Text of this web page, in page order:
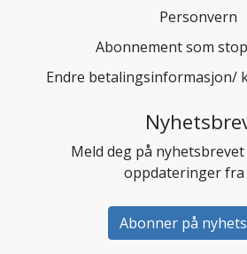
Personvern
Abonnement som
Endre betalingsinformasjon/
Meld deg på
oppdateringer fra
Abonner på